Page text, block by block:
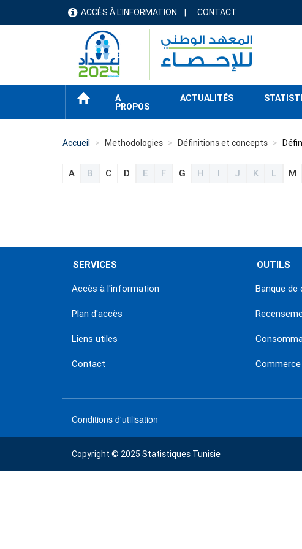
menu
header
ACCÈS À L'INFORMATION CONTACT
ACCUEIL
A
PROPOS
ACTUALITÉS
Accueil Methodologies Définitions et concepts
menu
A B C D E F G H I J K L M
SERVICES
Accès à l'information
Plan d'accès
Liens utiles
Contact
OUTILS
Banque de
menu
footer
bas
Conditions d'utilisation
Copyright © 2025 Statistiques Tunisie